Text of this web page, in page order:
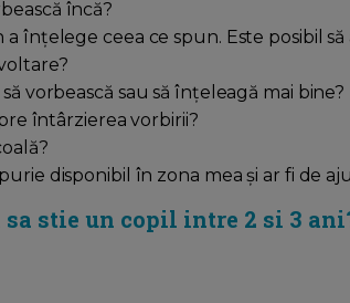
încă?
înțelege ceea ce spun. Este posibil
vorbească sau să înțeleagă mai bine?
întârzierea vorbirii?
disponibil în zona mea și ar fi de
stie un copil intre 2 si 3